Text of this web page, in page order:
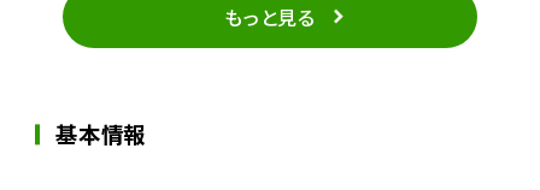
もっと見る
基本情報